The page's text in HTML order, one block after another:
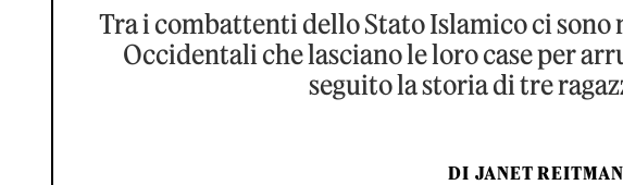
Tra i combattenti dello Stato Islamico ci sono
Occidentali che lasciano le loro case per
seguito la storia di tre
DI JANET REITMAN